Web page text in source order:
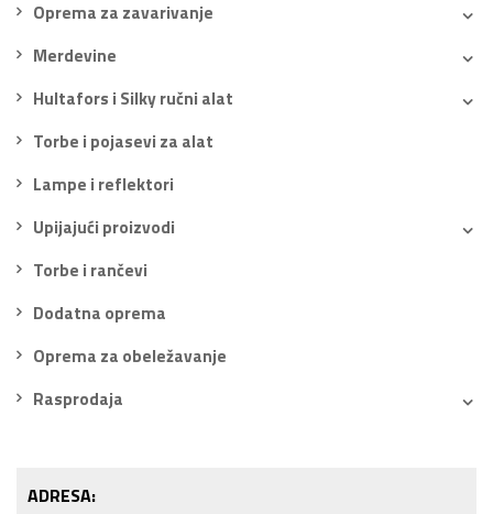
Oprema za zavarivanje
Merdevine
Hultafors i Silky ručni alat
Torbe i pojasevi za alat
Lampe i reflektori
Upijajući proizvodi
Torbe i rančevi
Dodatna oprema
Oprema za obeležavanje
Rasprodaja
ADRESA: